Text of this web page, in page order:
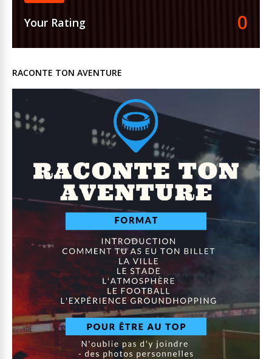
Your Rating 0
RACONTE TON AVENTURE